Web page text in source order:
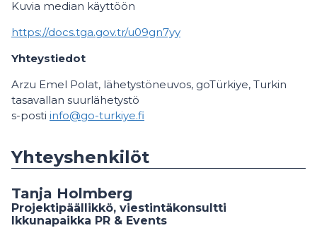
Kuvia median käyttöön
https://docs.tga.gov.tr/u09gn7yy
Yhteystiedot
Arzu Emel Polat, lähetystöneuvos, goTürkiye, Turkin
tasavallan suurlähetystö
s-posti info@go-turkiye.fi
Yhteyshenkilöt
Tanja Holmberg
Projektipäällikkö, viestintäkonsultti
Ikkunapaikka PR & Events